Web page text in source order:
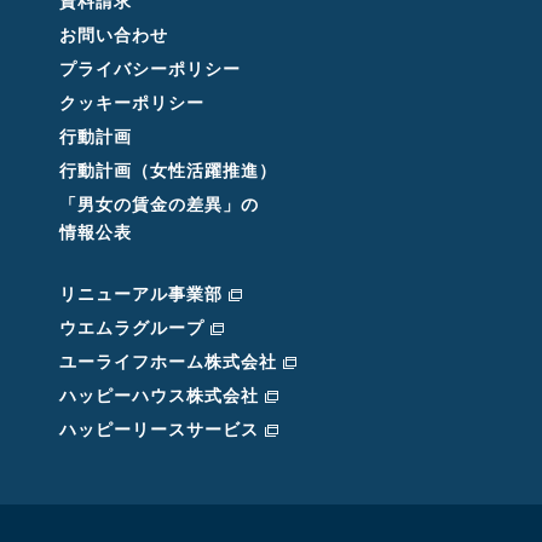
お問い合わせ
プライバシーポリシー
クッキーポリシー
行動計画
行動計画（女性活躍推進）
「男女の賃金の差異」の
情報公表
リニューアル事業部
ウエムラグループ
ユーライフホーム株式会社
ハッピーハウス株式会社
ハッピーリースサービス